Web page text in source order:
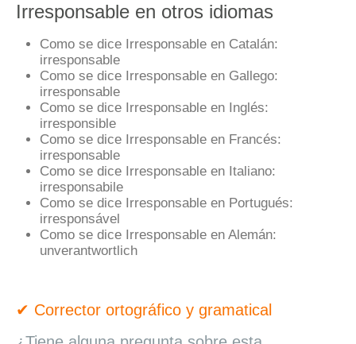
Irresponsable en otros idiomas
Como se dice Irresponsable en Catalán:
irresponsable
Como se dice Irresponsable en Gallego:
irresponsable
Como se dice Irresponsable en Inglés:
irresponsible
Como se dice Irresponsable en Francés:
irresponsable
Como se dice Irresponsable en Italiano:
irresponsabile
Como se dice Irresponsable en Portugués:
irresponsável
Como se dice Irresponsable en Alemán:
unverantwortlich
✔ Corrector ortográfico y gramatical